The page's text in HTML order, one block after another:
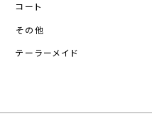
コート
その他
テーラーメイド